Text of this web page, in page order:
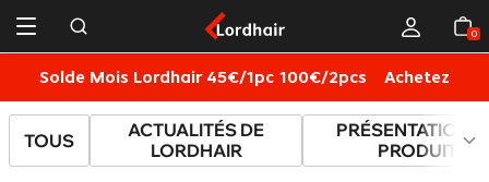
0
Solde Mois Lordhair 45€/1pc 100€/2pcs Achetez
TOUS
ACTUALITÉS DE
LORDHAIR
PRÉSENTATION
PRODUITS
Catalogue Contenu